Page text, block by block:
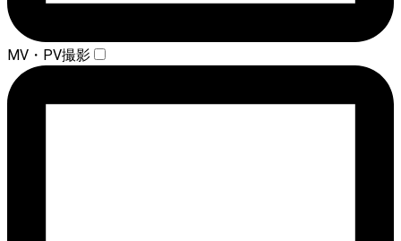
MV・PV撮影